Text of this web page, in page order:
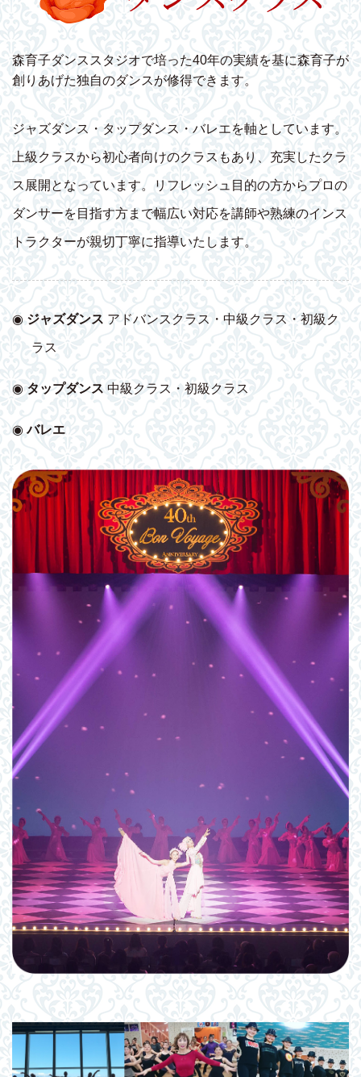
森育子ダンススタジオで培った40年の実績を基に森育子が
創りあげた独自のダンスが修得できます。
ジャズダンス・タップダンス・バレエを軸としています。
上級クラスから初心者向けのクラスもあり、充実したクラ
ス展開となっています。リフレッシュ目的の方からプロの
ダンサーを目指す方まで幅広い対応を講師や熟練のインス
トラクターが親切丁寧に指導いたします。
◉ジャズダンス アドバンスクラス・中級クラス・初級ク
ラス
◉タップダンス 中級クラス・初級クラス
◉バレエ